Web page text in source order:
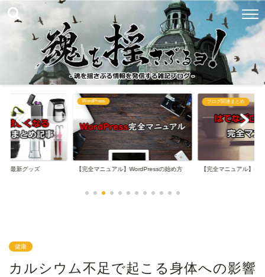
る最新グッズ
WordPress
【完全マニュアル】WordPressの始め方
ブログ関連まとめ
【完全マニュアル】は
健康
カルシウム不足で起こる身体への影響